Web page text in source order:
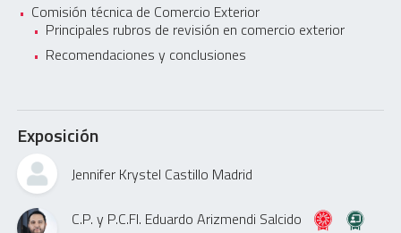
Comisión técnica de Comercio Exterior
Principales rubros de revisión en comercio exterior
Recomendaciones y conclusiones
Exposición
Jennifer Krystel Castillo Madrid
C.P. y P.C.FI. Eduardo Arizmendi Salcido